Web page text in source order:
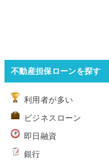
不動産担保ローンを探す
利用者が多い
ビジネスローン
即日融資
銀行